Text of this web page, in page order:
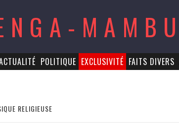
MAMBU
POLITIQUE EXCLUSIVITÉ FAITS DIVERS
RELIGIEUSE